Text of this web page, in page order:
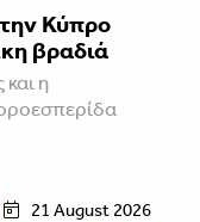
Κύπρο
βραδιά
η
21 August 2026